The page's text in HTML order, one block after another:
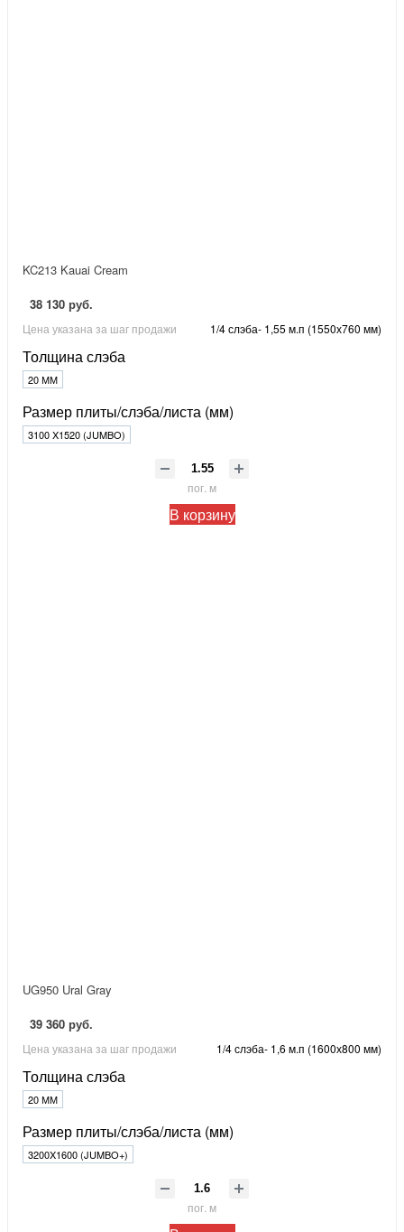
KC213 Kauai Cream
38 130 руб.
Цена указана за шаг продажи 1/4 слэба- 1,55 м.п (1550х760 мм)
Толщина слэба
20 ММ
Размер плиты/слэба/листа (мм)
3100 X1520 (JUMBO)
пог. м
В корзину
UG950 Ural Gray
39 360 руб.
Цена указана за шаг продажи 1/4 слэба- 1,6 м.п (1600х800 мм)
Толщина слэба
20 ММ
Размер плиты/слэба/листа (мм)
3200X1600 (JUMBO+)
пог. м